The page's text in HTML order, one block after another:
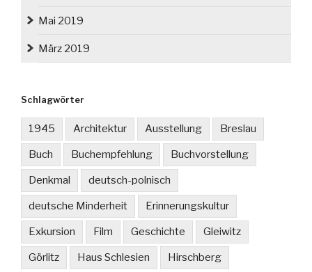
Mai 2019
März 2019
Schlagwörter
1945 Architektur Ausstellung Breslau
Buch Buchempfehlung Buchvorstellung
Denkmal deutsch-polnisch
deutsche Minderheit Erinnerungskultur
Exkursion Film Geschichte Gleiwitz
Görlitz Haus Schlesien Hirschberg